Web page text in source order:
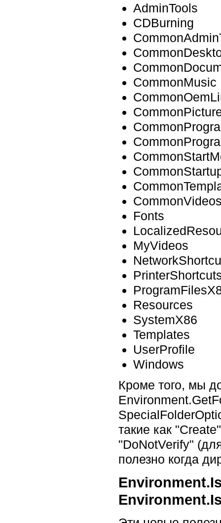
AdminTools
CDBurning
CommonMusic
Fonts
MyVideos
Resources
SystemX86
Templates
UserProfile
Windows
Кроме того, мы
такие как
"DoNotVerify"
полезно когда